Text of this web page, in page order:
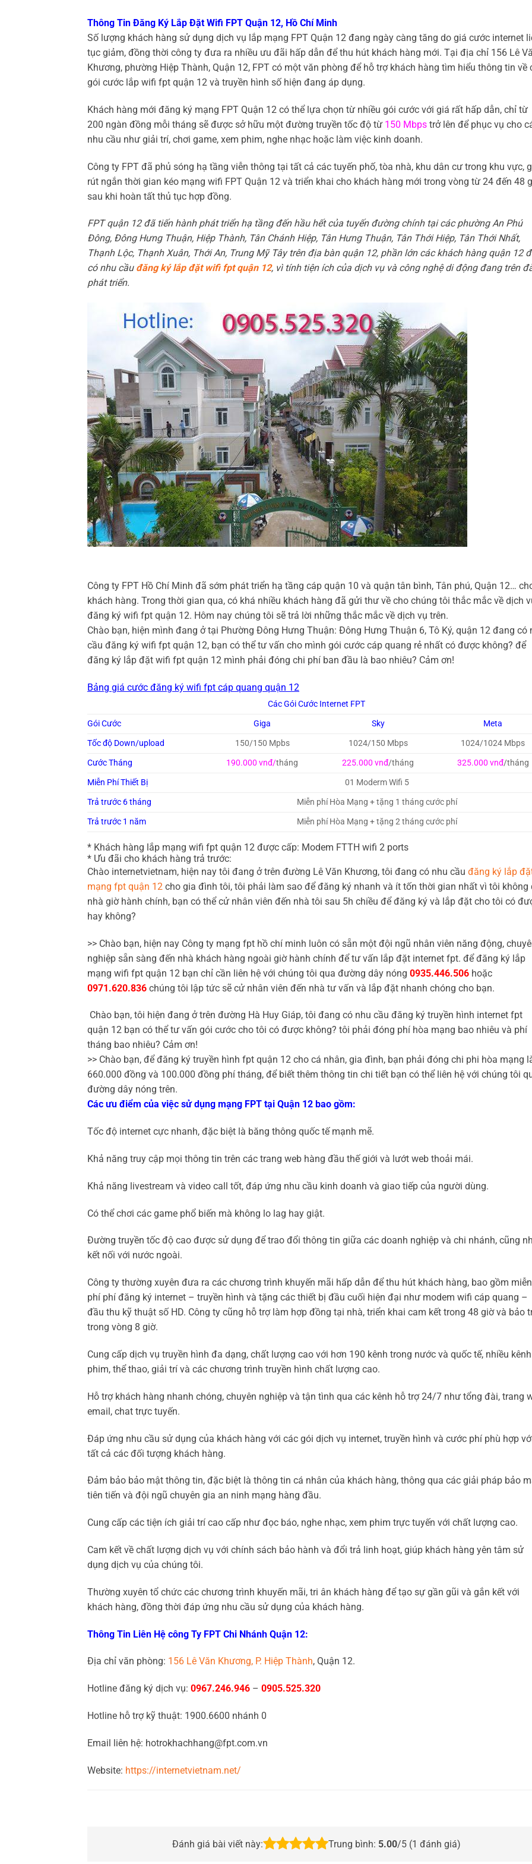
Thông Tin Đăng Ký Lắp Đặt Wifi FPT Quận 12, Hồ Chí Minh
Số lượng khách hàng sử dụng dịch vụ lắp mạng FPT Quận 12 đang ngày càng tăng do giá cước internet
tục giảm, đồng thời công ty đưa ra nhiều ưu đãi hấp dẫn để thu hút khách hàng mới. Tại địa chỉ 156 Lê
Khương, phường Hiệp Thành, Quận 12, FPT có một văn phòng để hỗ trợ khách hàng tìm hiểu thông tin về
gói cước lắp wifi fpt quận 12 và truyền hình số hiện đang áp dụng.
Khách hàng mới đăng ký mạng FPT Quận 12 có thể lựa chọn từ nhiều gói cước với giá rất hấp dẫn, chỉ từ
200 ngàn đồng mỗi tháng sẽ được sở hữu một đường truyền tốc độ từ 150 Mbps trở lên để phục vụ cho
nhu cầu như giải trí, chơi game, xem phim, nghe nhạc hoặc làm việc kinh doanh.
Công ty FPT đã phủ sóng hạ tầng viễn thông tại tất cả các tuyến phố, tòa nhà, khu dân cư trong khu vực,
rút ngắn thời gian kéo mạng wifi FPT Quận 12 và triển khai cho khách hàng mới trong vòng từ 24 đến 48
sau khi hoàn tất thủ tục hợp đồng.
FPT quận 12 đã tiến hành phát triển hạ tầng đến hầu hết của tuyến đường chính tại các phường An Phú
Đông, Đông Hưng Thuận, Hiệp Thành, Tân Chánh Hiệp, Tân Hưng Thuận, Tân Thới Hiệp, Tân Thới Nhất,
Thạnh Lộc, Thạnh Xuân, Thới An, Trung Mỹ Tây trên địa bàn quận 12, phần lớn các khách hàng quận 12
có nhu cầu đăng ký lắp đặt wifi fpt quận 12, vì tính tiện ích của dịch vụ và công nghệ di động đang trên
phát triển.
Công ty FPT Hồ Chí Minh đã sớm phát triển hạ tầng cáp quận 10 và quận tân bình, Tân phú, Quận 12…
khách hàng. Trong thời gian qua, có khá nhiều khách hàng đã gửi thư về cho chúng tôi thắc mắc về dịch
đăng ký wifi fpt quận 12. Hôm nay chúng tôi sẽ trả lời những thắc mắc về dịch vụ trên.
Chào bạn, hiện mình đang ở tại Phường Đông Hưng Thuận: Đông Hưng Thuận 6, Tô Ký, quận 12 đang có
cầu đăng ký wifi fpt quận 12, bạn có thể tư vấn cho mình gói cước cáp quang rẻ nhất có được không? để
đăng ký lắp đặt wifi fpt quận 12 mình phải đóng chi phí ban đầu là bao nhiêu? Cảm ơn!
Bảng giá cước đăng ký wifi fpt cáp quang quận 12
Các Gói Cước Internet FPT
Gói Cước
Giga Sky
Meta
Tốc độ Down/upload
150/150 Mpbs 1024/150 Mbps
1024/1024 Mbps
Cước Tháng
190.000 vnđ/tháng 225.000 vnđ/tháng 325.000 vnđ/tháng
Miễn Phí Thiết Bị
01 Moderm Wifi 5
Trả trước 6 tháng
Miễn phí Hòa Mạng + tặng 1 tháng cước phí
Trả trước 1 năm
Miễn phí Hòa Mạng + tặng 2 tháng cước phí
* Khách hàng lắp mạng wifi fpt quận 12 được cấp: Modem FTTH wifi 2 ports
* Ưu đãi cho khách hàng trả trước:
Chào internetvietnam, hiện nay tôi đang ở trên đường Lê Văn Khương, tôi đang có nhu cầu đăng ký lắp
mạng fpt quận 12 cho gia đình tôi, tôi phải làm sao để đăng ký nhanh và ít tốn thời gian nhất vì tôi không
nhà giờ hành chính, bạn có thể cử nhân viên đến nhà tôi sau 5h chiều để đăng ký và lắp đặt cho tôi có
hay không?
>> Chào bạn, hiện nay Công ty mạng fpt hồ chí minh luôn có sẵn một đội ngũ nhân viên năng động,
nghiệp sẵn sàng đến nhà khách hàng ngoài giờ hành chính để tư vấn lắp đặt internet fpt. để đăng ký lắp
mạng wifi fpt quận 12 bạn chỉ cần liên hệ với chúng tôi qua đường dây nóng 0935.446.506 hoặc
0971.620.836 chúng tôi lập tức sẽ cử nhân viên đến nhà tư vấn và lắp đặt nhanh chóng cho bạn.
Chào bạn, tôi hiện đang ở trên đường Hà Huy Giáp, tôi đang có nhu cầu đăng ký truyền hình internet fpt
quận 12 bạn có thể tư vấn gói cước cho tôi có được không? tôi phải đóng phí hòa mạng bao nhiêu và phí
tháng bao nhiêu? Cảm ơn!
>> Chào bạn, để đăng ký truyền hình fpt quận 12 cho cá nhân, gia đình, bạn phải đóng chi phi hòa mạng
660.000 đồng và 100.000 đồng phí tháng, để biết thêm thông tin chi tiết bạn có thể liên hệ với chúng tôi
đường dây nóng trên.
Các ưu điểm của việc sử dụng mạng FPT tại Quận 12 bao gồm:
Tốc độ internet cực nhanh, đặc biệt là băng thông quốc tế mạnh mẽ.
Khả năng truy cập mọi thông tin trên các trang web hàng đầu thế giới và lướt web thoải mái.
Khả năng livestream và video call tốt, đáp ứng nhu cầu kinh doanh và giao tiếp của người dùng.
Có thể chơi các game phổ biến mà không lo lag hay giật.
Đường truyền tốc độ cao được sử dụng để trao đổi thông tin giữa các doanh nghiệp và chi nhánh, cũng
kết nối với nước ngoài.
Công ty thường xuyên đưa ra các chương trình khuyến mãi hấp dẫn để thu hút khách hàng, bao gồm miễn
phí phí đăng ký internet – truyền hình và tặng các thiết bị đầu cuối hiện đại như modem wifi cáp quang –
đầu thu kỹ thuật số HD. Công ty cũng hỗ trợ làm hợp đồng tại nhà, triển khai cam kết trong 48 giờ và bảo
trong vòng 8 giờ.
Cung cấp dịch vụ truyền hình đa dạng, chất lượng cao với hơn 190 kênh trong nước và quốc tế, nhiều kênh
phim, thể thao, giải trí và các chương trình truyền hình chất lượng cao.
Hỗ trợ khách hàng nhanh chóng, chuyên nghiệp và tận tình qua các kênh hỗ trợ 24/7 như tổng đài, trang
email, chat trực tuyến.
Đáp ứng nhu cầu sử dụng của khách hàng với các gói dịch vụ internet, truyền hình và cước phí phù hợp
tất cả các đối tượng khách hàng.
Đảm bảo bảo mật thông tin, đặc biệt là thông tin cá nhân của khách hàng, thông qua các giải pháp bảo
tiên tiến và đội ngũ chuyên gia an ninh mạng hàng đầu.
Cung cấp các tiện ích giải trí cao cấp như đọc báo, nghe nhạc, xem phim trực tuyến với chất lượng cao.
Cam kết về chất lượng dịch vụ với chính sách bảo hành và đổi trả linh hoạt, giúp khách hàng yên tâm sử
dụng dịch vụ của chúng tôi.
Thường xuyên tổ chức các chương trình khuyến mãi, tri ân khách hàng để tạo sự gần gũi và gắn kết với
khách hàng, đồng thời đáp ứng nhu cầu sử dụng của khách hàng.
Thông Tin Liên Hệ công Ty FPT Chi Nhánh Quận 12:
Địa chỉ văn phòng: 156 Lê Văn Khương, P. Hiệp Thành, Quận 12.
Hotline đăng ký dịch vụ: 0967.246.946 – 0905.525.320
Hotline hỗ trợ kỹ thuật: 1900.6600 nhánh 0
Email liên hệ: hotrokhachhang@fpt.com.vn
Website: https://internetvietnam.net/
Đánh giá bài viết này: Trung bình: 5.00/5 (1 đánh giá)